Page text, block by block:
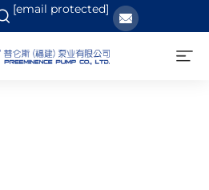
[email protected]